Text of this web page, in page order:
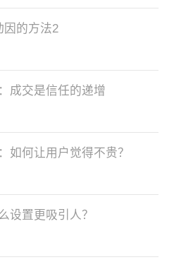
因的方法2
成交是信任的递增
如何让用户觉得不贵？
设置更吸引人？